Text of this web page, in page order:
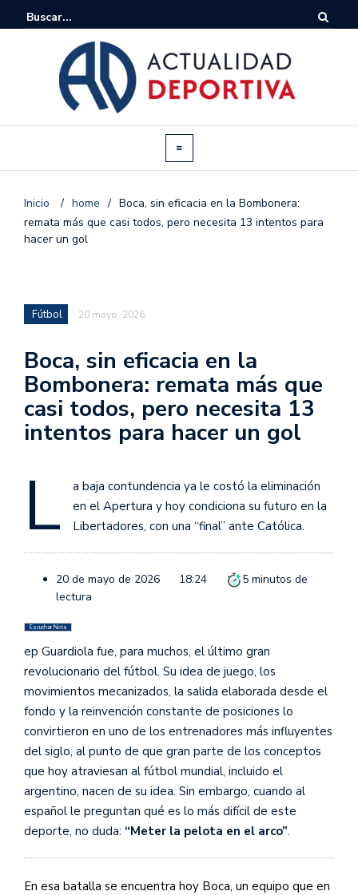
Inicio / home / Boca, sin eficacia en la Bombonera:
remata más que casi todos, pero necesita 13 intentos para
hacer un gol
Fútbol 20 mayo, 2026
Boca, sin eficacia en la
Bombonera: remata más que
casi todos, pero necesita 13
intentos para hacer un gol
L
a baja contundencia ya le costó la eliminación
en el Apertura y hoy condiciona su futuro en la
Libertadores, con una “final” ante Católica.
20 de mayo de 2026 18:24 5 minutos de
lectura
Escuchar Nota
ep Guardiola fue, para muchos, el último gran
revolucionario del fútbol. Su idea de juego, los
movimientos mecanizados, la salida elaborada desde el
fondo y la reinvención constante de posiciones lo
convirtieron en uno de los entrenadores más influyentes
del siglo, al punto de que gran parte de los conceptos
que hoy atraviesan al fútbol mundial, incluido el
argentino, nacen de su idea. Sin embargo, cuando al
español le preguntan qué es lo más difícil de este
deporte, no duda: “Meter la pelota en el arco”.
En esa batalla se encuentra hoy Boca, un equipo que en